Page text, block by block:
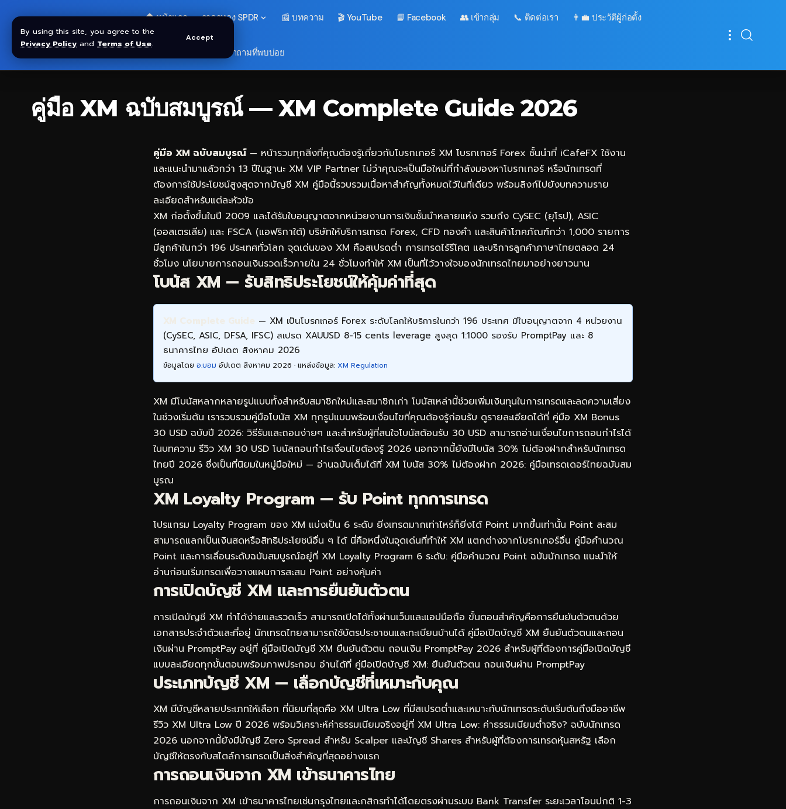
By using this site, you agree to the
Privacy Policy and Terms of Use.
Accept
🏠 หน้าแรก ราคาทอง SPDR 📰 บทความ 🎬 YouTube 📘 Facebook 👥 เข้ากลุ่ม 📞 ติดต่อเรา 👨‍💼 ประวัติผู้ก่อตั้ง
❓ คำถามที่พบบ่อย
คู่มือ XM ฉบับสมบูรณ์ — XM Complete Guide 2026
คู่มือ XM ฉบับสมบูรณ์— หน้ารวมทุกสิ่งที่คุณต้องรู้เกี่ยวกับโบรกเกอร์ XM โบรกเกอร์ Forex ชั้นนำที่ iCafeFX ใช้งาน
และแนะนำมาแล้วกว่า 13 ปีในฐานะ XM VIP Partner ไม่ว่าคุณจะเป็นมือใหม่ที่กำลังมองหาโบรกเกอร์ หรือนักเทรดที่
ต้องการใช้ประโยชน์สูงสุดจากบัญชี XM คู่มือนี้รวบรวมเนื้อหาสำคัญทั้งหมดไว้ในที่เดียว พร้อมลิงก์ไปยังบทความราย
ละเอียดสำหรับแต่ละหัวข้อ
XM ก่อตั้งขึ้นในปี 2009 และได้รับใบอนุญาตจากหน่วยงานการเงินชั้นนำหลายแห่ง รวมถึง CySEC (ยุโรป), ASIC
(ออสเตรเลีย) และ FSCA (แอฟริกาใต้) บริษัทให้บริการเทรด Forex, CFD ทองคำ และสินค้าโภคภัณฑ์กว่า 1,000 รายการ
มีลูกค้าในกว่า 196 ประเทศทั่วโลก จุดเด่นของ XM คือสเปรดต่ำ การเทรดไร้รีโคต และบริการลูกค้าภาษาไทยตลอด 24
ชั่วโมง นโยบายการถอนเงินรวดเร็วภายใน 24 ชั่วโมงทำให้ XM เป็นที่ไว้วางใจของนักเทรดไทยมาอย่างยาวนาน
โบนัส XM — รับสิทธิประโยชน์ให้คุ้มค่าที่สุด
XM Complete Guide — XM เป็นโบรกเกอร์ Forex ระดับโลกให้บริการในกว่า 196 ประเทศ มีใบอนุญาตจาก 4 หน่วยงาน
(CySEC, ASIC, DFSA, IFSC) สเปรด XAUUSD 8-15 cents leverage สูงสุด 1:1000 รองรับ PromptPay และ 8
ธนาคารไทย อัปเดต สิงหาคม 2026
ข้อมูลโดย อ.บอม อัปเดต สิงหาคม 2026 · แหล่งข้อมูล: XM Regulation
XM มีโบนัสหลากหลายรูปแบบทั้งสำหรับสมาชิกใหม่และสมาชิกเก่า โบนัสเหล่านี้ช่วยเพิ่มเงินทุนในการเทรดและลดความเสี่ยง
ในช่วงเริ่มต้น เรารวบรวมคู่มือโบนัส XM ทุกรูปแบบพร้อมเงื่อนไขที่คุณต้องรู้ก่อนรับ ดูรายละเอียดได้ที่ คู่มือ XM Bonus
30 USD ฉบับปี 2026: วิธีรับและถอนง่ายๆ และสำหรับผู้ที่สนใจโบนัสต้อนรับ 30 USD สามารถอ่านเงื่อนไขการถอนกำไรได้
ในบทความ รีวิว XM 30 USD โบนัสถอนกำไรเงื่อนไขต้องรู้ 2026 นอกจากนี้ยังมีโบนัส 30% ไม่ต้องฝากสำหรับนักเทรด
ไทยปี 2026 ซึ่งเป็นที่นิยมในหมู่มือใหม่ — อ่านฉบับเต็มได้ที่ XM โบนัส 30% ไม่ต้องฝาก 2026: คู่มือเทรดเดอร์ไทยฉบับสม
บูรณ
XM Loyalty Program — รับ Point ทุกการเทรด
โปรแกรม Loyalty Program ของ XM แบ่งเป็น 6 ระดับ ยิ่งเทรดมากเท่าไหร่ก็ยิ่งได้ Point มากขึ้นเท่านั้น Point สะสม
สามารถแลกเป็นเงินสดหรือสิทธิประโยชน์อื่น ๆ ได้ นี่คือหนึ่งในจุดเด่นที่ทำให้ XM แตกต่างจากโบรกเกอร์อื่น คู่มือคำนวณ
Point และการเลื่อนระดับฉบับสมบูรณ์อยู่ที่ XM Loyalty Program 6 ระดับ: คู่มือคำนวณ Point ฉบับนักเทรด แนะนำให้
อ่านก่อนเริ่มเทรดเพื่อวางแผนการสะสม Point อย่างคุ้มค่า
การเปิดบัญชี XM และการยืนยันตัวตน
การเปิดบัญชี XM ทำได้ง่ายและรวดเร็ว สามารถเปิดได้ทั้งผ่านเว็บและแอปมือถือ ขั้นตอนสำคัญคือการยืนยันตัวตนด้วย
เอกสารประจำตัวและที่อยู่ นักเทรดไทยสามารถใช้บัตรประชาชนและทะเบียนบ้านได้ คู่มือเปิดบัญชี XM ยืนยันตัวตนและถอน
เงินผ่าน PromptPay อยู่ที่ คู่มือเปิดบัญชี XM ยืนยันตัวตน ถอนเงิน PromptPay 2026 สำหรับผู้ที่ต้องการคู่มือเปิดบัญชี
แบบละเอียดทุกขั้นตอนพร้อมภาพประกอบ อ่านได้ที่ คู่มือเปิดบัญชี XM: ยืนยันตัวตน ถอนเงินผ่าน PromptPay
ประเภทบัญชี XM — เลือกบัญชีที่เหมาะกับคุณ
XM มีบัญชีหลายประเภทให้เลือก ที่นิยมที่สุดคือ XM Ultra Low ที่มีสเปรดต่ำและเหมาะกับนักเทรดระดับเริ่มต้นถึงมืออาชีพ
รีวิว XM Ultra Low ปี 2026 พร้อมวิเคราะห์ค่าธรรมเนียมจริงอยู่ที่ XM Ultra Low: ค่าธรรมเนียมต่ำจริง? ฉบับนักเทรด
2026 นอกจากนี้ยังมีบัญชี Zero Spread สำหรับ Scalper และบัญชี Shares สำหรับผู้ที่ต้องการเทรดหุ้นสหรัฐ เลือก
บัญชีให้ตรงกับสไตล์การเทรดเป็นสิ่งสำคัญที่สุดอย่างแรก
การถอนเงินจาก XM เข้าธนาคารไทย
การถอนเงินจาก XM เข้าธนาคารไทยเช่นกรุงไทยและกสิกรทำได้โดยตรงผ่านระบบ Bank Transfer ระยะเวลาโอนปกติ 1-3